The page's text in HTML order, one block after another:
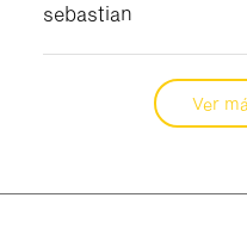
sebastian
Ver